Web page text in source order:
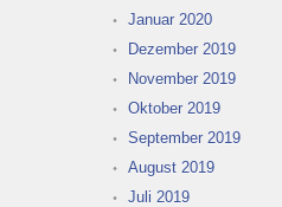
Januar 2020
Dezember 2019
November 2019
Oktober 2019
September 2019
August 2019
Juli 2019